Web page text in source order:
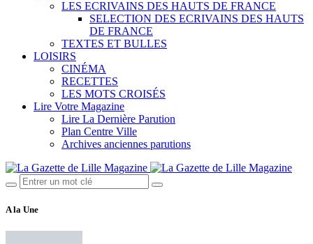
LES ECRIVAINS DES HAUTS DE FRANCE
SELECTION DES ECRIVAINS DES HAUTS
DE FRANCE
TEXTES ET BULLES
LOISIRS
CINÉMA
RECETTES
LES MOTS CROISÉS
Lire Votre Magazine
Lire La Dernière Parution
Plan Centre Ville
Archives anciennes parutions
A la Une